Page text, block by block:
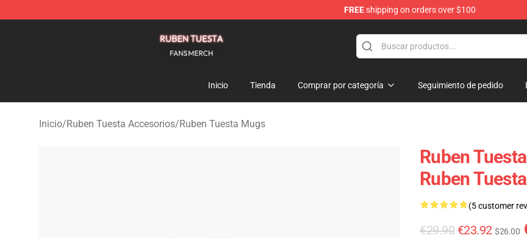
FREEshipping on orders over $100
Inicio Tienda Comprar por categoría Seguimiento de pedido
Inicio/Ruben Tuesta Accesorios/Ruben Tuesta Mugs
Ruben
Ruben
(5 customer
€29.90 €23.92 $26.00